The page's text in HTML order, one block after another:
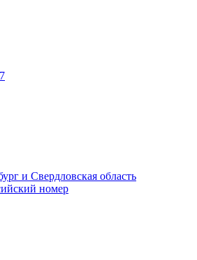
и Свердловская область
номер